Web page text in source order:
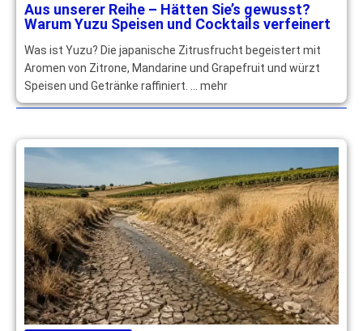
Aus unserer Reihe – Hätten Sie’s gewusst?
Warum Yuzu Speisen und Cocktails verfeinert
Was ist Yuzu? Die japanische Zitrusfrucht begeistert mit
Aromen von Zitrone, Mandarine und Grapefruit und würzt
Speisen und Getränke raffiniert. … mehr